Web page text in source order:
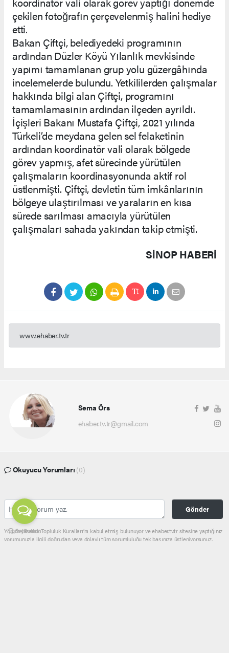
çekilen fotoğrafın çerçevelenmiş halini hediye
etti.
Bakan Çiftçi, belediyedeki programının
ardından Düzler Köyü Yılanlık mevkisinde
yapımı tamamlanan grup yolu güzergâhında
incelemelerde bulundu. Yetkililerden çalışmalar
hakkında bilgi alan Çiftçi, programını
tamamlamasının ardından ilçeden ayrıldı.
İçişleri Bakanı Mustafa Çiftçi, 2021 yılında
Türkeli’de meydana gelen sel felaketinin
ardından koordinatör vali olarak bölgede
görev yapmış, afet sürecinde yürütülen
çalışmaların koordinasyonunda aktif rol
üstlenmişti. Çiftçi, devletin tüm imkânlarının
bölgeye ulaştırılması ve yaraların en kısa
sürede sarılması amacıyla yürütülen
çalışmaları sahada yakından takip etmişti.
SINOP HABERİ
www.ehaber.tv.tr
Sema Örs
ehaber.tv.tr@gmail.com
Okuyucu Yorumları (0)
Gönder
Yorum yazarak Topluluk Kuralları’nı kabul etmiş bulunuyor ve ehaber.tv.tr sitesine yaptığınız
yorumunuzla ilgili doğrudan veya dolaylı tüm sorumluluğu tek başınıza üstleniyorsunuz.